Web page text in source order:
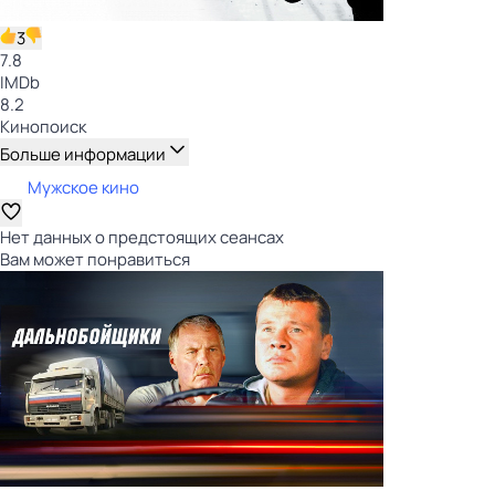
3
7.8
IMDb
8.2
Кинопоиск
Больше информации
Мужское кино
Нет данных о предстоящих сеансах
Вам может понравиться